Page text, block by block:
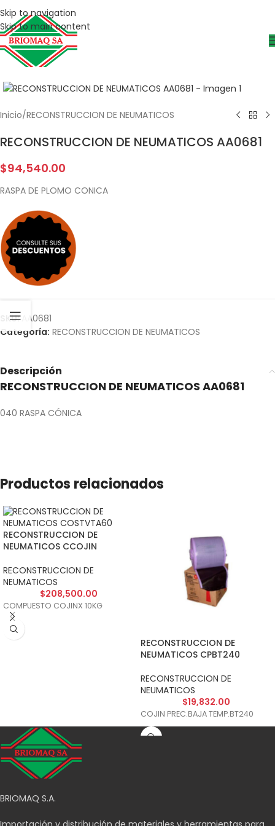
Skip to navigation
Skip to main content
Inicio/RECONSTRUCCION DE NEUMATICOS
RECONSTRUCCION DE NEUMATICOS AA0681
$94,540.00
RASPA DE PLOMO CONICA
SKU: AA0681
Categoría: RECONSTRUCCION DE NEUMATICOS
Descripción
RECONSTRUCCION DE NEUMATICOS AA0681
040 RASPA CÓNICA
Productos relacionados
RECONSTRUCCION DE
NEUMATICOS CCOJIN
RECONSTRUCCION DE
NEUMATICOS
$208,500.00
COMPUESTO COJINX 10KG
RECONSTRUCCION DE
NEUMATICOS CPBT240
RECONSTRUCCION DE
NEUMATICOS
$19,832.00
COJIN PREC.BAJA TEMP.BT240
BRIOMAQ S.A.